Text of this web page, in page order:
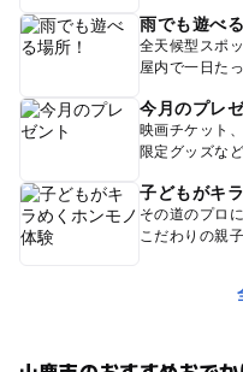
雨でも遊べ
全天候型スポ
屋内で一日た
今月のプレ
映画チケット
限定グッズな
子どもがキ
その道のプロ
こだわりの親